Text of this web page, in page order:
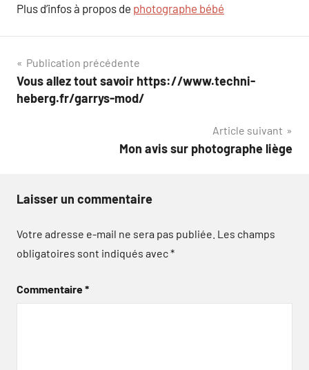
Plus d’infos à propos de photographe bébé
Navigation
de
Publication précédente
Vous allez tout savoir https://www.techni-
heberg.fr/garrys-mod/
Article suivant
Mon avis sur photographe liège
Laisser un commentaire
Votre adresse e-mail ne sera pas publiée. Les champs
obligatoires sont indiqués avec*
Commentaire*